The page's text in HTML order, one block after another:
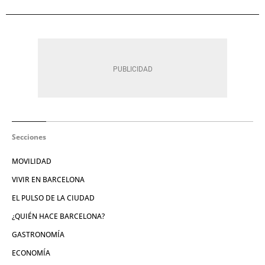
Secciones
MOVILIDAD
VIVIR EN BARCELONA
EL PULSO DE LA CIUDAD
¿QUIÉN HACE BARCELONA?
GASTRONOMÍA
ECONOMÍA